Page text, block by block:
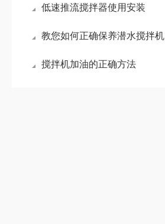
低速推流搅拌器使用安装
教您如何正确保养潜水搅拌机
搅拌机加油的正确方法